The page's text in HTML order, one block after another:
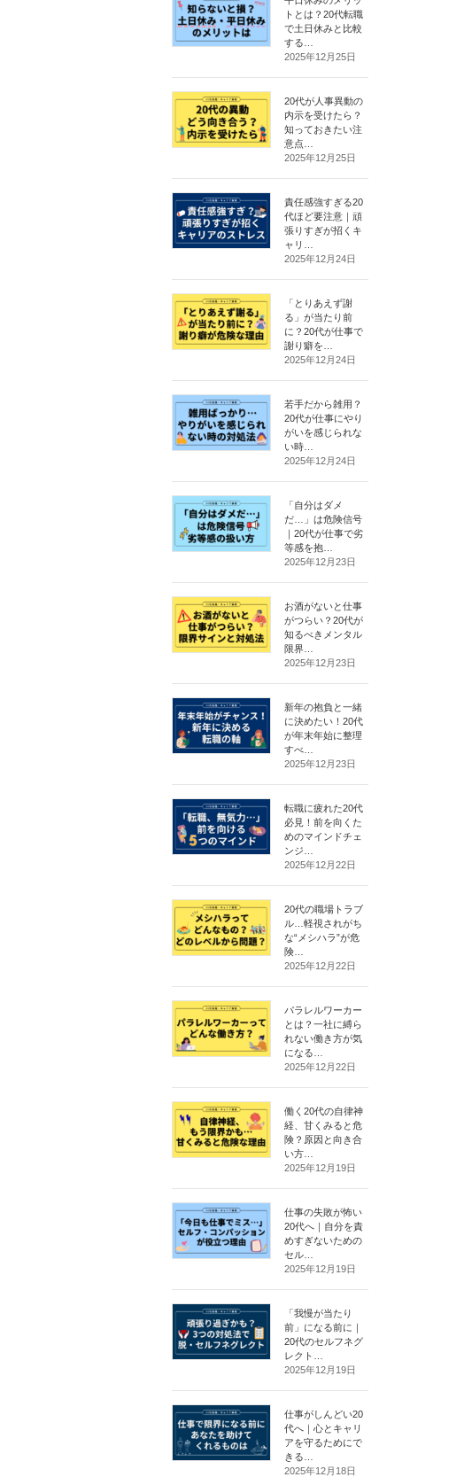
トとは？20代転職
で土日休みと比較
する…
2025年12月25日
20代が人事異動の
内示を受けたら？
知っておきたい注
意点…
2025年12月25日
責任感強すぎる20
代ほど要注意｜頑
張りすぎが招くキ
ャリ…
2025年12月24日
「とりあえず謝
る」が当たり前
に？20代が仕事で
謝り癖を…
2025年12月24日
若手だから雑用？
20代が仕事にやり
がいを感じられな
い時…
2025年12月24日
「自分はダメ
だ…」は危険信号
｜20代が仕事で劣
等感を抱…
2025年12月23日
お酒がないと仕事
がつらい？20代が
知るべきメンタル
限界…
2025年12月23日
新年の抱負と一緒
に決めたい！20代
が年末年始に整理
すべ…
2025年12月23日
転職に疲れた20代
必見！前を向くた
めのマインドチェ
ンジ…
2025年12月22日
20代の職場トラブ
ル…軽視されがち
な“メシハラ”が危
険…
2025年12月22日
パラレルワーカー
とは？一社に縛ら
れない働き方が気
になる…
2025年12月22日
働く20代の自律神
経、甘くみると危
険？原因と向き合
い方…
2025年12月19日
仕事の失敗が怖い
20代へ｜自分を責
めすぎないための
セル…
2025年12月19日
「我慢が当たり
前」になる前に｜
20代のセルフネグ
レクト…
2025年12月19日
仕事がしんどい20
代へ｜心とキャリ
アを守るためにで
きる…
2025年12月18日